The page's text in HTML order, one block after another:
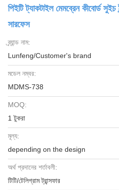
পিইটি ট্যাকটাইল মেমব্রেন কীবোর্ড সুইচ
সারফেস
ব্র্যান্ড নাম:
Lunfeng/Customer's brand
মডেল নম্বর:
MDMS-738
MOQ:
1 টুকরা
মূল্য:
depending on the design
অর্থ প্রদানের শর্তাবলী:
টিটি/টেলিগ্রাম ট্রান্সফার